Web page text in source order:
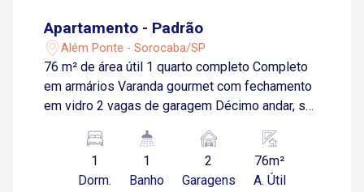
Apartamento - Padrão
Além Ponte - Sorocaba/SP
76 m² de área útil 1 quarto completo Completo
em armários Varanda gourmet com fechamento
em vidro 2 vagas de garagem Décimo andar, sol
Fácil acesso à Avenida Dom Aguirre e Rodovia
Castelo Branco Condomínio Completo: Portaria
24h Coworking Salão de Festas Espaço Beleza
1
Dorm.
1
Banho
2
Garagens
76m²
A. Útil